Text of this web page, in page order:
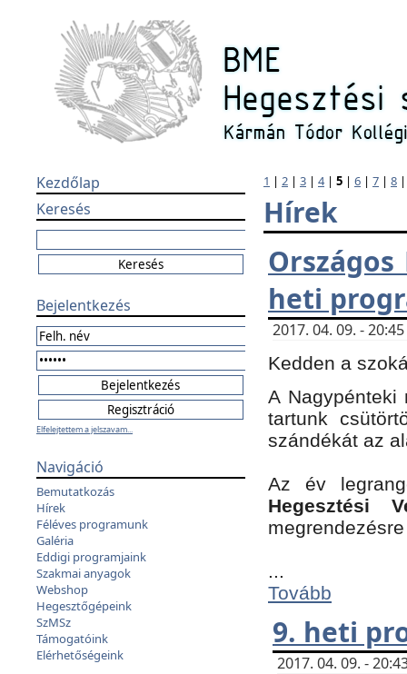
Kezdőlap
Keresés
Bejelentkezés
Elfelejtettem a jelszavam...
Navigáció
Bemutatkozás
Hírek
Féléves programunk
Galéria
Eddigi programjaink
Szakmai anyagok
Webshop
Hegesztőgépeink
SzMSz
Támogatóink
Elérhetőségeink
1 | 2 | 3 | 4| 5 | 6 | 7 | 8
Hírek
Országos
heti
2017. 04. 09. -
Kedden a
A Nagypénteki
tartunk
szándékát az
Az év
Hegesztési
...
Tovább
9. heti
2017. 04. 09. -